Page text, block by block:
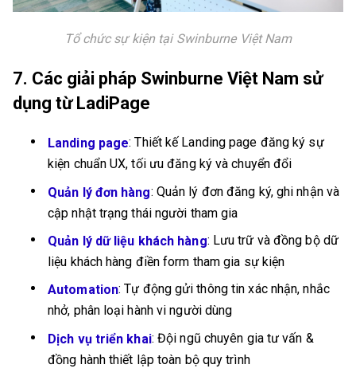
Tổ chức sự kiện tại Swinburne Việt Nam
7. Các giải pháp Swinburne Việt Nam sử
dụng từ LadiPage
Landing page: Thiết kế Landing page đăng ký sự
kiện chuẩn UX, tối ưu đăng ký và chuyển đổi
Quản lý đơn hàng: Quản lý đơn đăng ký, ghi nhận và
cập nhật trạng thái người tham gia
Quản lý dữ liệu khách hàng: Lưu trữ và đồng bộ dữ
liệu khách hàng điền form tham gia sự kiện
Automation: Tự động gửi thông tin xác nhận, nhắc
nhở, phân loại hành vi người dùng
Dịch vụ triển khai: Đội ngũ chuyên gia tư vấn &
đồng hành thiết lập toàn bộ quy trình